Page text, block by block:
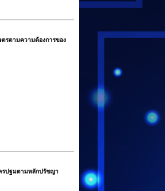
ตรตามความต้องการของ
รปฐมตามหลักปรัชญา